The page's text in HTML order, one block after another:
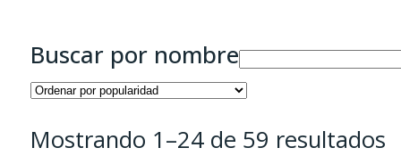
Buscar por nombre
Mostrando 1–24 de 59 resultados